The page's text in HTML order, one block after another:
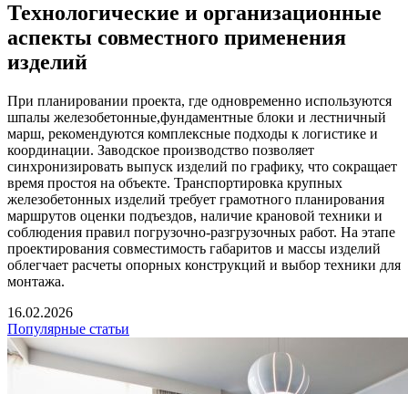
Технологические и организационные
аспекты совместного применения
изделий
При планировании проекта, где одновременно используются
шпалы железобетонные,фундаментные блоки и лестничный
марш, рекомендуются комплексные подходы к логистике и
координации. Заводское производство позволяет
синхронизировать выпуск изделий по графику, что сокращает
время простоя на объекте. Транспортировка крупных
железобетонных изделий требует грамотного планирования
маршрутов оценки подъездов, наличие крановой техники и
соблюдения правил погрузочно-разгрузочных работ. На этапе
проектирования совместимость габаритов и массы изделий
облегчает расчеты опорных конструкций и выбор техники для
монтажа.
16.02.2026
Популярные статьи